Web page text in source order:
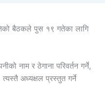
बैठकले पुस १९ गतेका लागि
नाम र ठेगाना परिवर्तन गर्ने,
त्यस्तै अध्यक्षल प्रस्तुत गर्ने